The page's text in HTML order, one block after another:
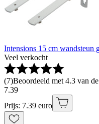
Intensions 15 cm wandsteun
Veel verkocht
(7)Beoordeeld met 4.3 van
7.39
Prijs: 7.39 euro